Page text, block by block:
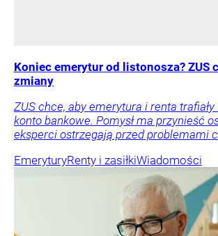
Koniec emerytur od listonosza? ZUS
zmiany
ZUS chce, aby emerytura i renta trafiały
konto bankowe. Pomysł ma przynieść
eksperci ostrzegają przed problemami
EmeryturyRenty i zasiłkiWiadomości